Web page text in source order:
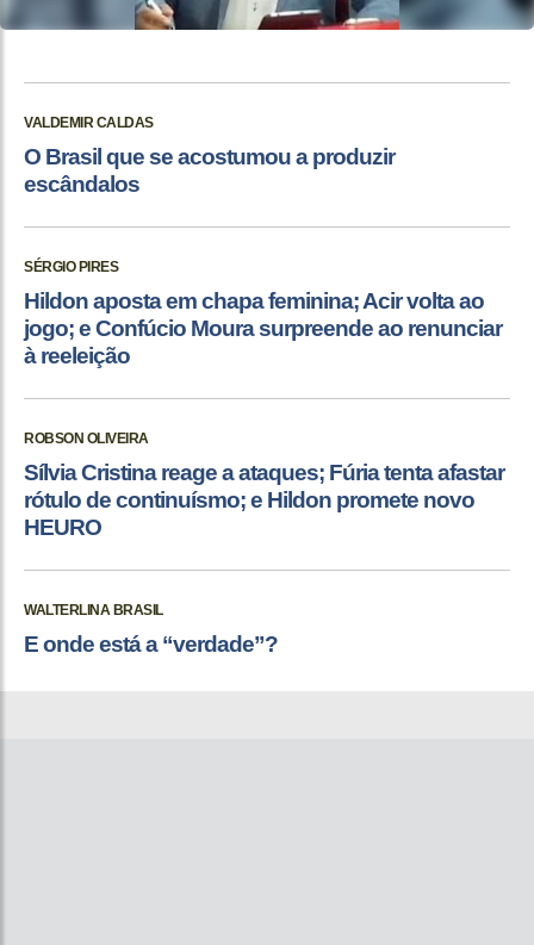
VALDEMIR CALDAS
O Brasil que se acostumou a produzir
escândalos
SÉRGIO PIRES
Hildon aposta em chapa feminina; Acir volta ao
jogo; e Confúcio Moura surpreende ao renunciar
à reeleição
ROBSON OLIVEIRA
Sílvia Cristina reage a ataques; Fúria tenta afastar
rótulo de continuísmo; e Hildon promete novo
HEURO
WALTERLINA BRASIL
E onde está a “verdade”?